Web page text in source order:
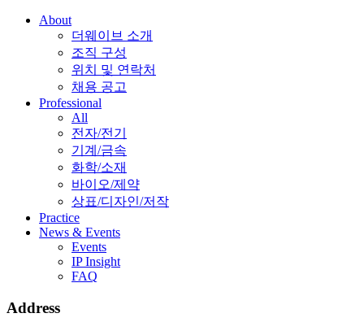
About
더웨이브 소개
조직 구성
위치 및 연락처
채용 공고
Professional
All
전자/전기
기계/금속
화학/소재
바이오/제약
상표/디자인/저작
Practice
News & Events
Events
IP Insight
FAQ
Address